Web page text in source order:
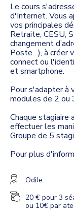
Le cours
d'Internet. Vous
vos principales
Retraite, CESU,
changement
Poste…), à créer
connect ou
et smartphone.
Pour s'adapter à
modules de 2 ou
Chaque stagiaire
effectuer les
Groupe de 5
Pour plus
Odile
20 € pour 3
ou 10€ par